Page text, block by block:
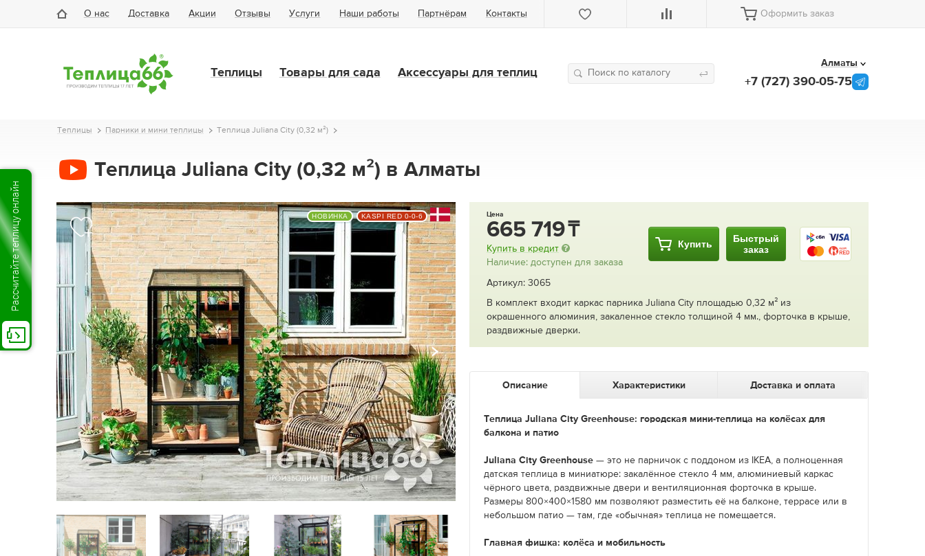
О нас Доставка Акции Отзывы Услуги Наши работы Партнёрам Контакты Оформить заказ
Теплицы Товары для сада Аксессуары для теплиц
Алматы
+7 (727) 390-05-75
Теплицы Парники и мини теплицы Теплица Juliana City (0,32 м²)
Теплица Juliana City (0,32 м²) в Алматы
НОВИНКА KASPI RED 0-0-6 Цена
665 719
Купить в кредит
Наличие: доступен для заказа
Купить
Быстрый
заказ
Артикул: 3065
В комплект входит каркас парника Juliana City площадью 0,32 м² из
окрашенного алюминия, закаленное стекло толщиной 4 мм., форточка в крыше,
раздвижные дверки.
Описание Характеристики Доставка и оплата
Теплица Juliana City Greenhouse: городская мини-теплица на колёсах для
балкона и патио
Juliana City Greenhouse — это не парничок с поддоном из IKEA, а полноценная
датская теплица в миниатюре: закалённое стекло 4 мм, алюминиевый каркас
чёрного цвета, раздвижные двери и вентиляционная форточка в крыше.
Размеры 800×400×1580 мм позволяют разместить её на балконе, террасе или в
небольшом патио — там, где «обычная» теплица не помещается.
Главная фишка: колёса и мобильность
Рассчитайте теплицу онлайн